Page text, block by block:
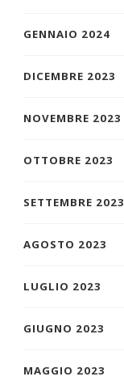
GENNAIO 2024
DICEMBRE 2023
NOVEMBRE 2023
OTTOBRE 2023
SETTEMBRE 2023
AGOSTO 2023
LUGLIO 2023
GIUGNO 2023
MAGGIO 2023